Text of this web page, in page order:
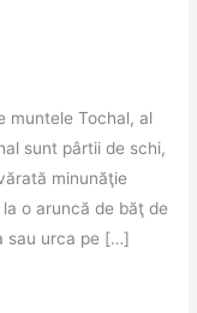
muntele Tochal, al
sunt pârtii de schi,
minunăţie
o aruncă de băţ de
sau urca pe […]